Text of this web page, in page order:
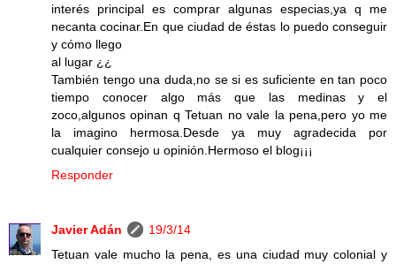
interés principal es comprar algunas especias,ya q me
necanta cocinar.En que ciudad de éstas lo puedo conseguir
y cómo llego
al lugar ¿¿
También tengo una duda,no se si es suficiente en tan poco
tiempo conocer algo más que las medinas y el
zoco,algunos opinan q Tetuan no vale la pena,pero yo me
la imagino hermosa.Desde ya muy agradecida por
cualquier consejo u opinión.Hermoso el blog¡¡¡
Responder
Javier Adán
19/3/14
Tetuan vale mucho la pena, es una ciudad muy colonial y